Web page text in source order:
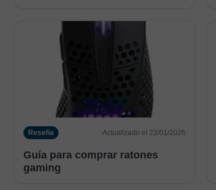
Reseña Actualizado el 22/01/2026
Guía para comprar ratones
gaming